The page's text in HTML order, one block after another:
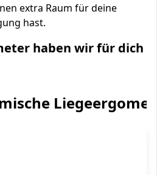
extra Raum für deine
hast.
haben wir für dich